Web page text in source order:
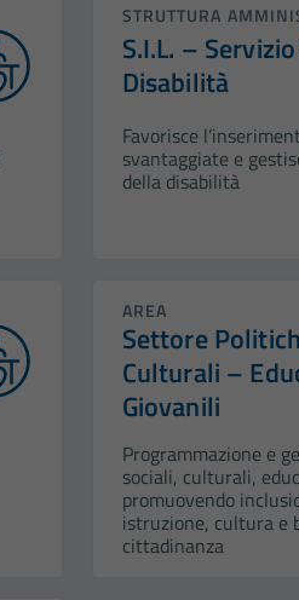
STRUTTURA
S.I.L. –
Disabilità
Favorisce
svantaggiate e
della disabilità
AREA
Settore
Culturali –
Giovanili
Programmazione e
sociali, culturali,
promuovendo
istruzione, cultura e
cittadinanza